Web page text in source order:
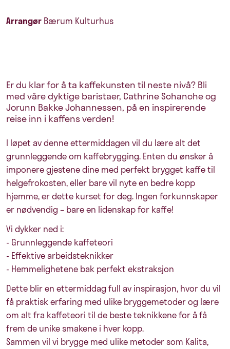
Arrangør Bærum Kulturhus
Er du klar for å ta kaffekunsten til neste nivå? Bli
med våre dyktige baristaer, Cathrine Schanche og
Jorunn Bakke Johannessen, på en inspirerende
reise inn i kaffens verden!
I løpet av denne ettermiddagen vil du lære alt det
grunnleggende om kaffebrygging. Enten du ønsker å
imponere gjestene dine med perfekt brygget kaffe til
helgefrokosten, eller bare vil nyte en bedre kopp
hjemme, er dette kurset for deg. Ingen forkunnskaper
er nødvendig – bare en lidenskap for kaffe!
Vi dykker ned i:
- Grunnleggende kaffeteori
- Effektive arbeidsteknikker
- Hemmelighetene bak perfekt ekstraksjon
Dette blir en ettermiddag full av inspirasjon, hvor du vil
få praktisk erfaring med ulike bryggemetoder og lære
om alt fra kaffeteori til de beste teknikkene for å få
frem de unike smakene i hver kopp.
Sammen vil vi brygge med ulike metoder som Kalita,